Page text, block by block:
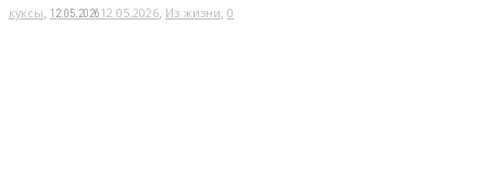
куксы, 12.05.202612.05.2026, Из жизни, 0